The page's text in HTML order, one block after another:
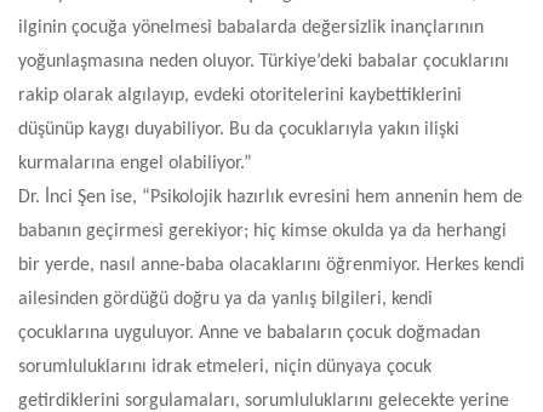
ilginin çocuğa yönelmesi babalarda değersizlik inançlarının
yoğunlaşmasına neden oluyor. Türkiye’deki babalar çocuklarını
rakip olarak algılayıp, evdeki otoritelerini kaybettiklerini
düşünüp kaygı duyabiliyor. Bu da çocuklarıyla yakın ilişki
kurmalarına engel olabiliyor.”
Dr. İnci Şen ise, “Psikolojik hazırlık evresini hem annenin hem de
babanın geçirmesi gerekiyor; hiç kimse okulda ya da herhangi
bir yerde, nasıl anne-baba olacaklarını öğrenmiyor. Herkes kendi
ailesinden gördüğü doğru ya da yanlış bilgileri, kendi
çocuklarına uyguluyor. Anne ve babaların çocuk doğmadan
sorumluluklarını idrak etmeleri, niçin dünyaya çocuk
getirdiklerini sorgulamaları, sorumluluklarını gelecekte yerine